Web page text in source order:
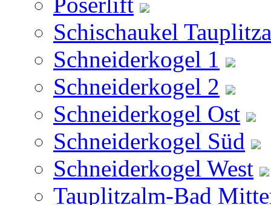
Schischaukel
Schneiderkogel 1
Schneiderkogel 2
Schneiderkogel Ost
Schneiderkogel Süd
Schneiderkogel West
Tauplitzalm-Bad